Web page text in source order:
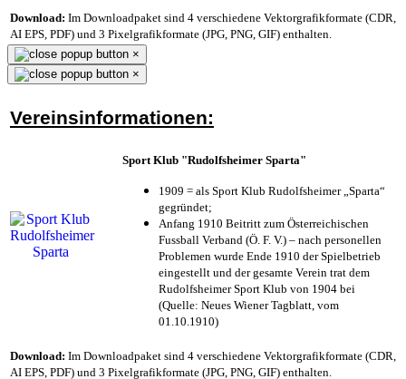
Download: Im Downloadpaket sind 4 verschiedene Vektorgrafikformate (CDR,
AI EPS, PDF) und 3 Pixelgrafikformate (JPG, PNG, GIF) enthalten.
×
×
Vereinsinformationen:
Sport Klub "Rudolfsheimer Sparta"
1909 = als Sport Klub Rudolfsheimer „Sparta“
gegründet;
Anfang 1910 Beitritt zum Österreichischen
Fussball Verband (Ö. F. V.) – nach personellen
Problemen wurde Ende 1910 der Spielbetrieb
eingestellt und der gesamte Verein trat dem
Rudolfsheimer Sport Klub von 1904 bei
(Quelle: Neues Wiener Tagblatt, vom
01.10.1910)
Download: Im Downloadpaket sind 4 verschiedene Vektorgrafikformate (CDR,
AI EPS, PDF) und 3 Pixelgrafikformate (JPG, PNG, GIF) enthalten.